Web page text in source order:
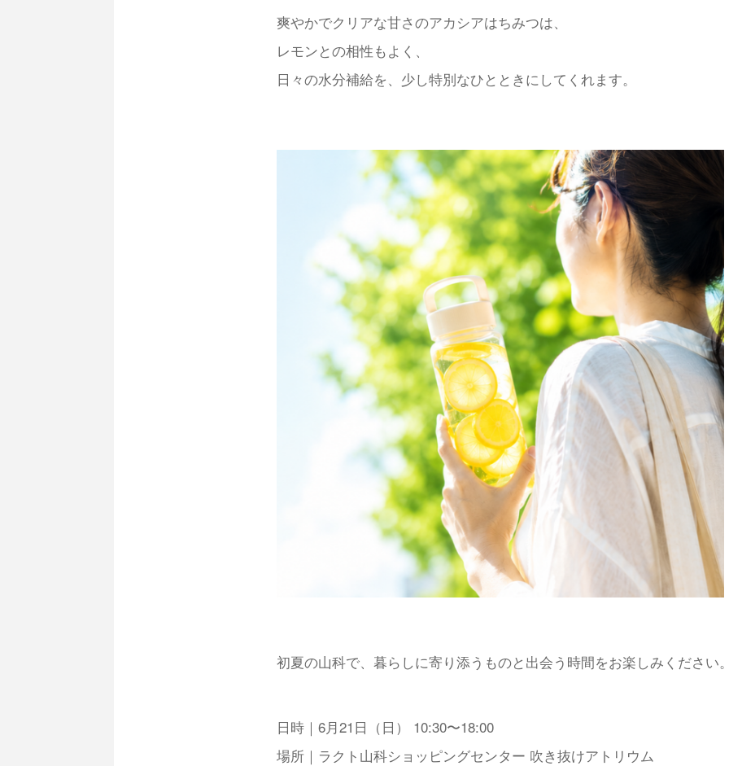
爽やかでクリアな甘さのアカシアはちみつは、
レモンとの相性もよく、
日々の水分補給を、少し特別なひとときにしてくれます。
初夏の山科で、暮らしに寄り添うものと出会う時間をお楽しみください
日時｜6月21日（日） 10:30〜18:00
場所｜ラクト山科ショッピングセンター 吹き抜けアトリウム